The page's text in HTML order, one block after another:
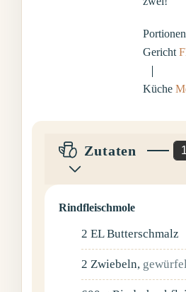
Gericht
Küche
Zutaten
Rindfleischmole
2 EL Butterschmalz
2 Zwiebeln,